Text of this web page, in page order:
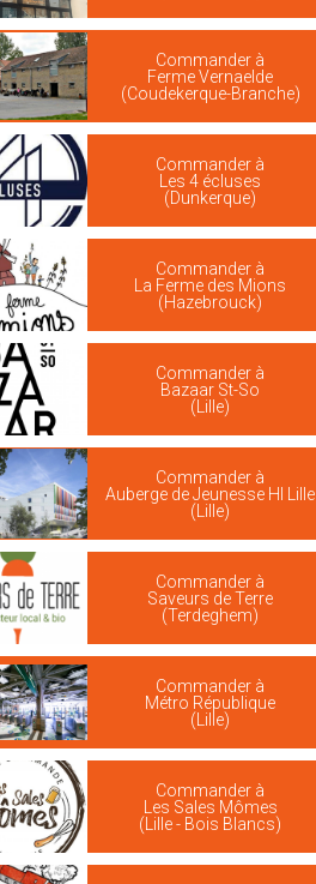
Commander à
Ferme Vernaelde
(Coudekerque-Branche)
Commander à
Les 4 écluses
(Dunkerque)
Commander à
La Ferme des Mions
(Hazebrouck)
Commander à
Bazaar St-So
(Lille)
Commander à
Auberge de Jeunesse HI Lille
(Lille)
Commander à
Saveurs de Terre
(Terdeghem)
Commander à
Métro République
(Lille)
Commander à
Les Sales Mômes
(Lille - Bois Blancs)